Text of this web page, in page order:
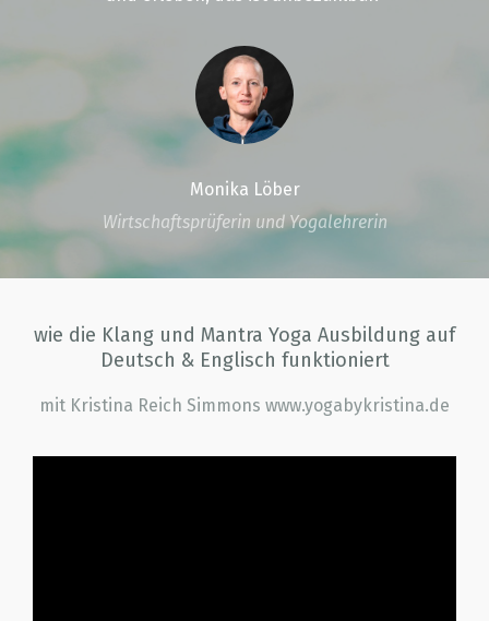
Monika Löber
Wirtschaftsprüferin und Yogalehrerin
wie die Klang und Mantra Yoga Ausbildung auf
Deutsch & Englisch funktioniert
mit Kristina Reich Simmons www.yogabykristina.de